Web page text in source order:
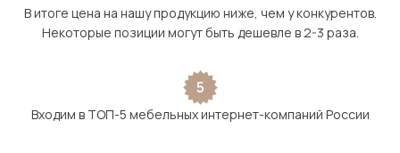
В итоге цена на нашу продукцию ниже, чем у конкурентов.
Некоторые позиции могут быть дешевле в 2-3 раза.
5
Входим в ТОП-5 мебельных интернет-компаний России